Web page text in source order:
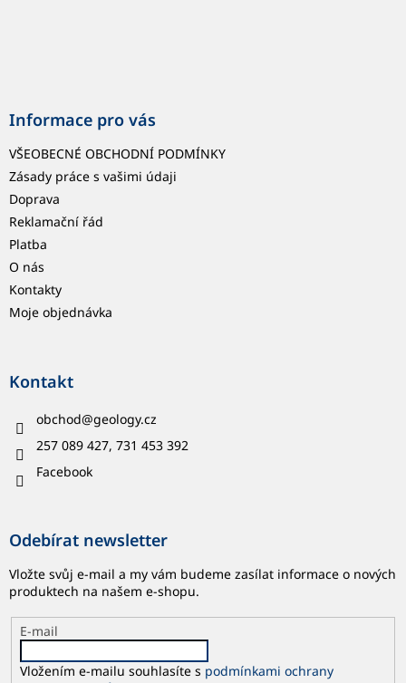
Informace pro vás
VŠEOBECNÉ OBCHODNÍ PODMÍNKY
Zásady práce s vašimi údaji
Doprava
Reklamační řád
Platba
O nás
Kontakty
Moje objednávka
Kontakt
obchod@geology.cz
257 089 427, 731 453 392
Facebook
Odebírat newsletter
Vložte svůj e-mail a my vám budeme zasílat informace o nových
produktech na našem e-shopu.
E-mail
Vložením e-mailu souhlasíte s podmínkami ochrany